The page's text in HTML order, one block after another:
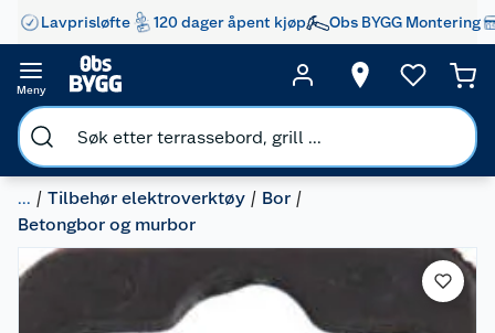
Lavprisløfte 120 dager åpent kjøp Obs BYGG Montering
Meny
... Tilbehør elektroverktøy
Bor
Betongbor og murbor